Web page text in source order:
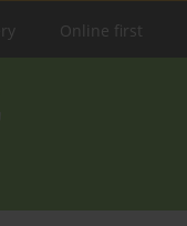
Online first